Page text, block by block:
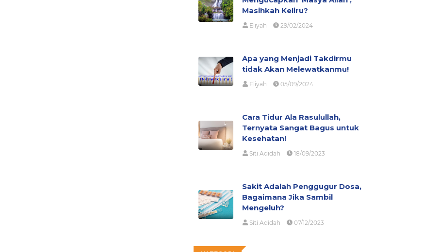
Masihkah Keliru?
Eliyah 29/02/2024
Apa yang Menjadi Takdirmu
tidak Akan Melewatkanmu!
Eliyah 05/09/2024
Cara Tidur Ala Rasulullah,
Ternyata Sangat Bagus untuk
Kesehatan!
Siti Adidah 18/09/2023
Sakit Adalah Penggugur Dosa,
Bagaimana Jika Sambil
Mengeluh?
Siti Adidah 07/12/2023